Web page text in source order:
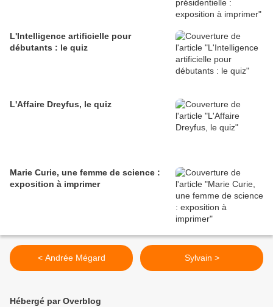
L'Intelligence artificielle pour
débutants : le quiz
L'Affaire Dreyfus, le quiz
Marie Curie, une femme de science :
exposition à imprimer
< Andrée Mégard Sylvain >
Hébergé par Overblog